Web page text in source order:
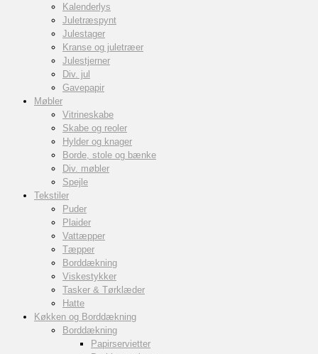
Kalenderlys
Juletræspynt
Julestager
Kranse og juletræer
Julestjerner
Div. jul
Gavepapir
Møbler
Vitrineskabe
Skabe og reoler
Hylder og knager
Borde, stole og bænke
Div. møbler
Spejle
Tekstiler
Puder
Plaider
Vattæpper
Tæpper
Borddækning
Viskestykker
Tasker & Tørklæder
Hatte
Køkken og Borddækning
Borddækning
Papirservietter